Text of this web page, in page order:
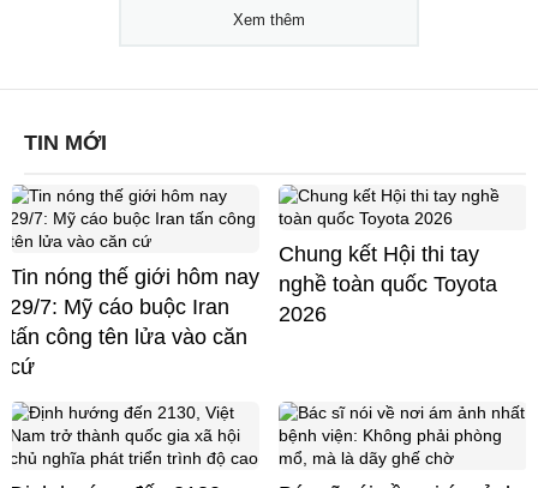
Xem thêm
TIN MỚI
Tin nóng thế giới hôm nay
29/7: Mỹ cáo buộc Iran
tấn công tên lửa vào căn
cứ
Chung kết Hội thi tay
nghề toàn quốc Toyota
2026